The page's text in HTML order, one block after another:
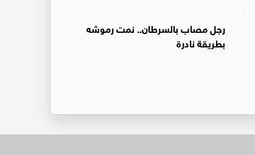
رجل مصاب بالسرطان.. نمت رموشه
بطريقة نادرة